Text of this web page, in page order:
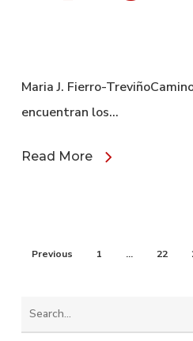
Maria J. Fierro-
encuentran los…
Read More
Previous 1 … 22